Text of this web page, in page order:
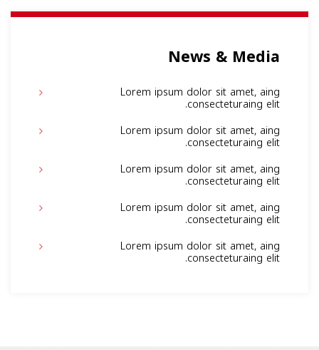
News & Media
Lorem ipsum dolor sit amet, aing
consecteturaing elit.
Lorem ipsum dolor sit amet, aing
consecteturaing elit.
Lorem ipsum dolor sit amet, aing
consecteturaing elit.
Lorem ipsum dolor sit amet, aing
consecteturaing elit.
Lorem ipsum dolor sit amet, aing
consecteturaing elit.